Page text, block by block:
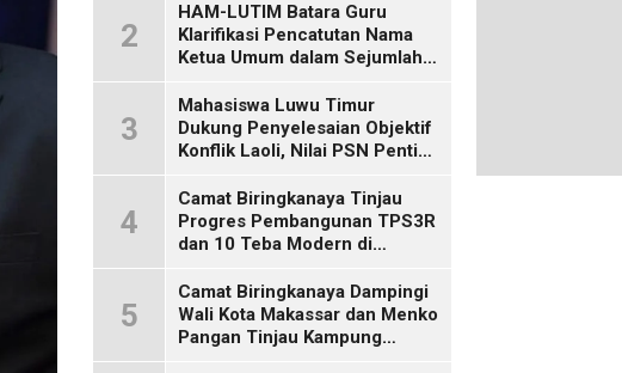
2
HAM-LUTIM Batara Guru
Klarifikasi Pencatutan Nama
Ketua Umum dalam Sejumlah
3
Mahasiswa Luwu Timur
Dukung Penyelesaian Objektif
Konflik Laoli, Nilai PSN Penting
4
Camat Biringkanaya Tinjau
Progres Pembangunan TPS3R
dan 10 Teba Modern di
5
Camat Biringkanaya Dampingi
Wali Kota Makassar dan Menko
Pangan Tinjau Kampung